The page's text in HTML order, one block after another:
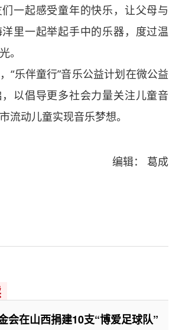
一起感受童年的快乐，让父母与
里一起举起手中的乐器，度过温
。
乐伴童行”音乐公益计划在微公益
以倡导更多社会力量关注儿童音
流动儿童实现音乐梦想。
编辑： 葛成
会在山西捐建10支“博爱足球队”